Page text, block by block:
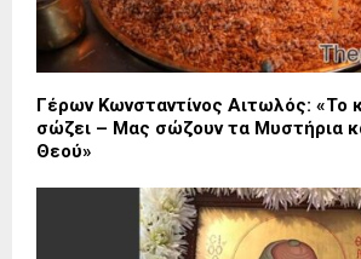
Γέρων Κωνσταντίνος Αιτωλός: «Το
σώζει – Μας σώζουν τα Μυστήρια
Θεού»